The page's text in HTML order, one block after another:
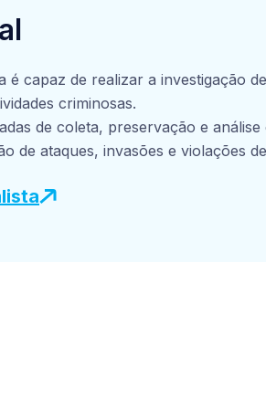
é capaz de realizar a investigação
criminosas.
de coleta, preservação e análise
de ataques, invasões e violações
forense de dispositivos,
de relatórios técnicos